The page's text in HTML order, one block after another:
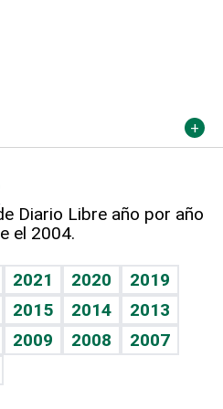
Diario Libre año por año
el 2004.
2021 2020
2019
2015 2014
2013
2009 2008
2007